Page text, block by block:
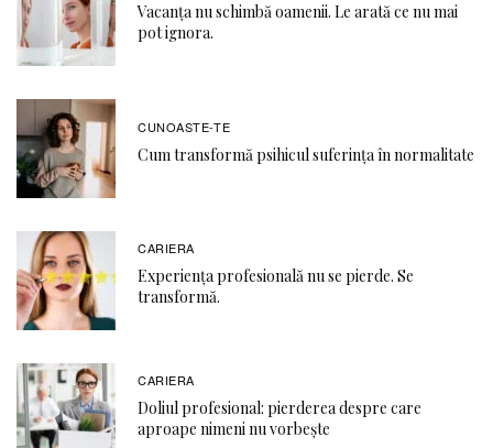
Vacanța nu schimbă oamenii. Le arată ce nu mai
pot ignora.
CUNOASTE-TE
Cum transformă psihicul suferința în normalitate
CARIERA
Experiența profesională nu se pierde. Se
transformă.
CARIERA
Doliul profesional: pierderea despre care
aproape nimeni nu vorbește